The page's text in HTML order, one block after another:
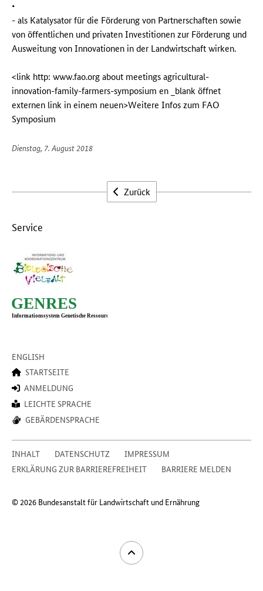
•
- als Katalysator für die Förderung von Partnerschaften sowie
von öffentlichen und privaten Investitionen zur Förderung und
Ausweitung von Innovationen in der Landwirtschaft wirken.
<link http: www.fao.org about meetings agricultural-
innovation-family-farmers-symposium en _blank öffnet
externen link in einem neuen>Weitere Infos zum FAO
Symposium
Dienstag, 7. August 2018
Zurück
Service
ENGLISH
STARTSEITE
ANMELDUNG
LEICHTE SPRACHE
GEBÄRDENSPRACHE
INHALT DATENSCHUTZ
IMPRESSUM
ERKLÄRUNG ZUR BARRIEREFREIHEIT
BARRIERE MELDEN
© 2026 Bundesanstalt für Landwirtschaft und Ernährung